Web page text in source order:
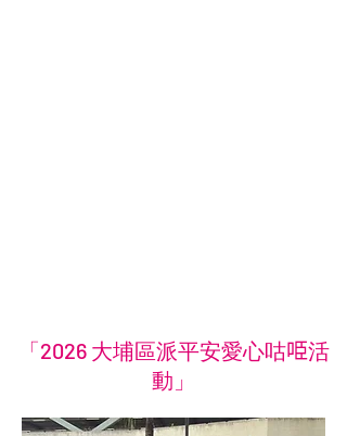
「2026 大埔區派平安愛心咕𠱸活
動」